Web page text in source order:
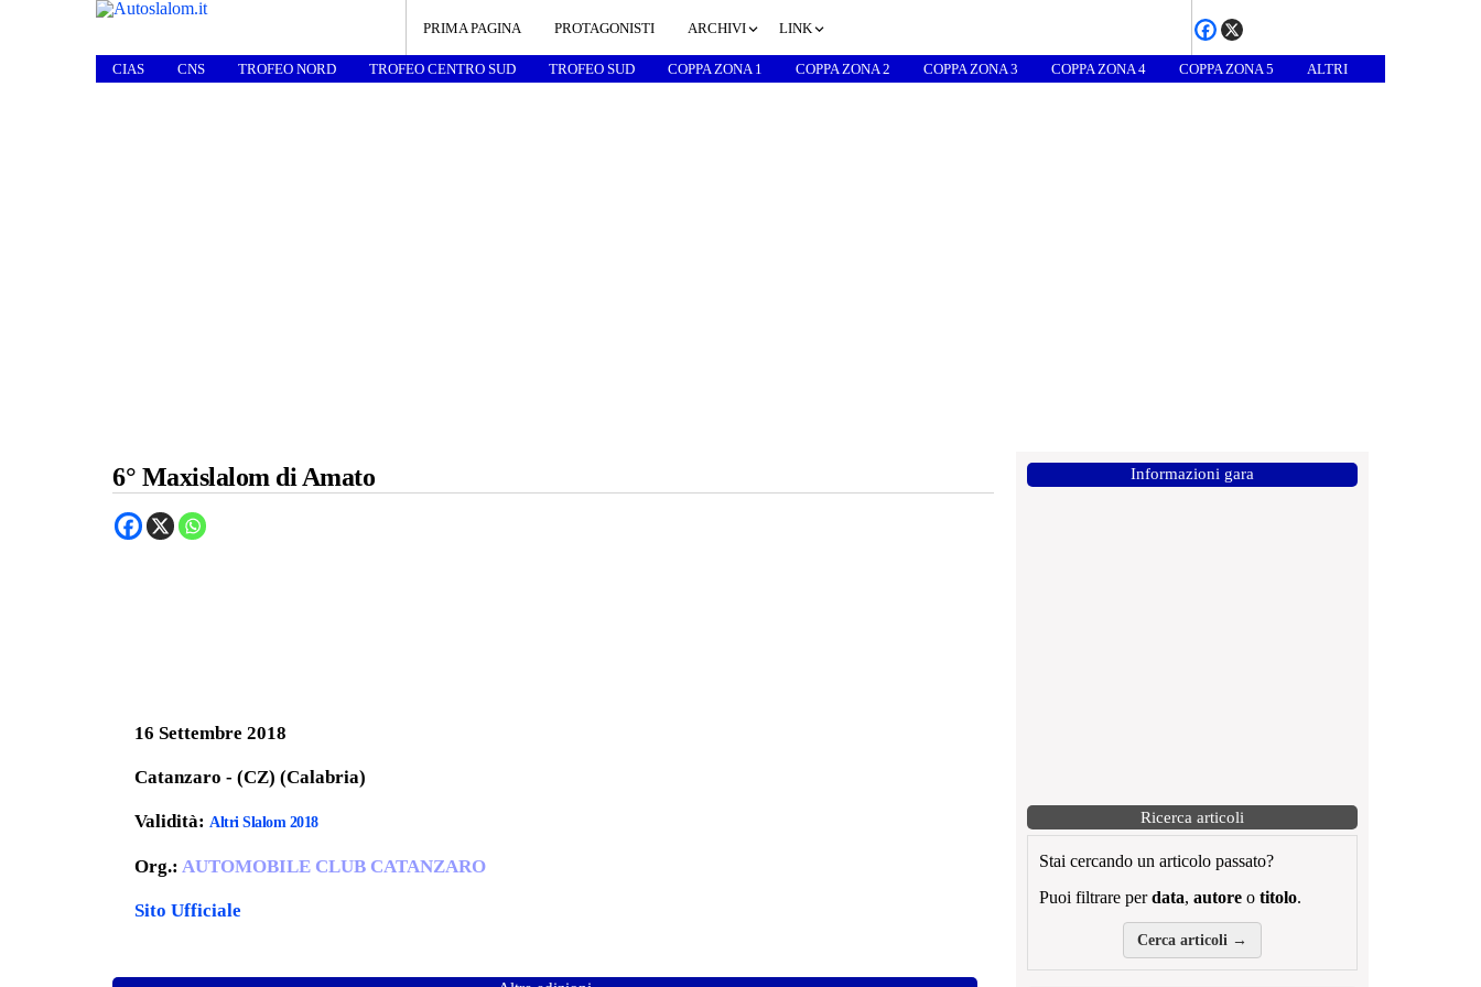
PRIMA PAGINA PROTAGONISTI ARCHIVI LINK
CIAS CNS TROFEO NORD TROFEO CENTRO SUD TROFEO SUD COPPA ZONA 1 COPPA ZONA 2 COPPA ZONA 3 COPPA ZONA 4 COPPA ZONA 5 ALTRI
6° Maxislalom di Amato
16 Settembre 2018
Catanzaro - (CZ) (Calabria)
Validità: Altri Slalom 2018
Org.: AUTOMOBILE CLUB CATANZARO
Sito Ufficiale
Informazioni gara
Ricerca articoli
Stai cercando un articolo passato?
Puoi filtrare perdata, autore o titolo.
Cerca articoli →